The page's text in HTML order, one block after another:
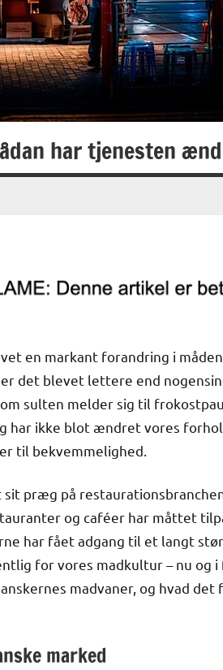
har tjenesten
en markant forandring i
det blevet lettere end
sulten melder sig til
har ikke blot ændret vores
til bekvemmelighed.
sit præg på
og caféer har måttet
har fået adgang til et langt
for vores madkultur – nu og
madvaner, og hvad
marked